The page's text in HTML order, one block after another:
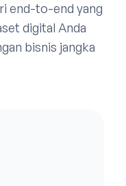
end-to-end yang
digital Anda
bisnis jangka